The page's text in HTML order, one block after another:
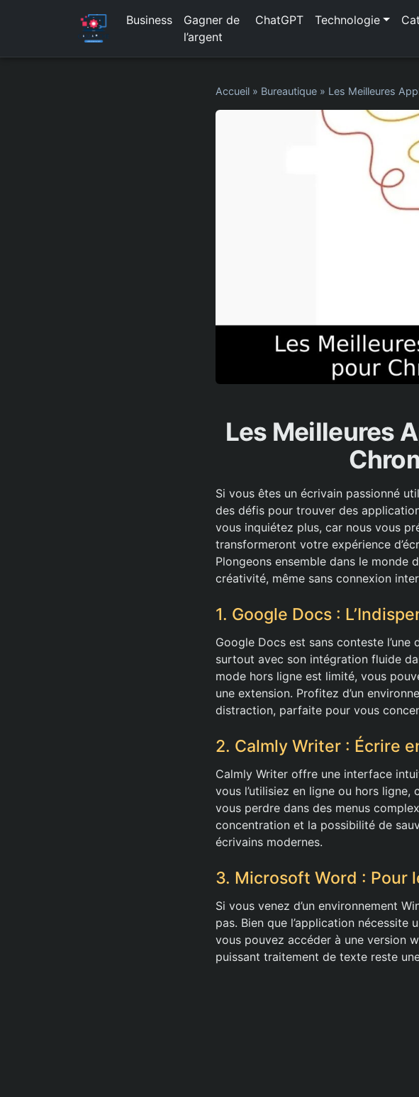
Business
Gagner de
l’argent
ChatGPT Technologie
Accueil » Bureautique » Les Meilleures
Les Meilleures
Si vous êtes un écrivain passionné
des défis pour trouver des
vous inquiétez plus, car nous vous
transformeront votre expérience
Plongeons ensemble dans le monde
créativité, même sans connexion
1. Google Docs :
Google Docs est sans conteste
surtout avec son intégration fluide
mode hors ligne est limité, vous
une extension. Profitez d’un
distraction, parfaite pour vous
2. Calmly Writer : Écrire
Calmly Writer offre une interface
vous l’utilisiez en ligne ou hors
vous perdre dans des menus
concentration et la possibilité de
écrivains modernes.
3. Microsoft Word : Pour
Si vous venez d’un environnement
pas. Bien que l’application
vous pouvez accéder à une version
puissant traitement de texte reste